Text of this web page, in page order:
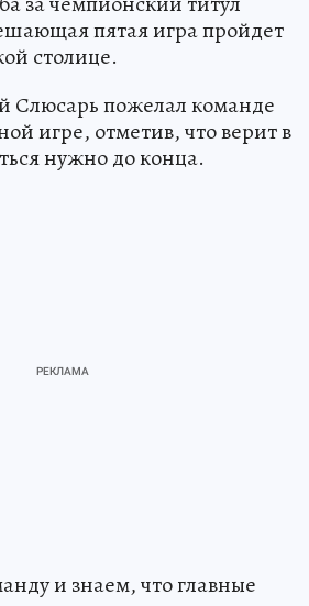
пятая игра пройдет
столице.
Слюсарь пожелал команде
игре, отметив, что верит в
нужно до конца.
и знаем, что главные